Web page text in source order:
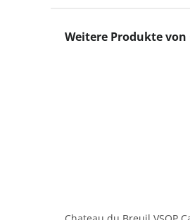
Produktgalerie
Weitere Produkte